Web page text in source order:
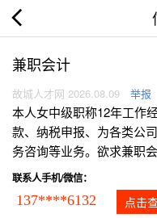
兼职会计
故城人才网 2026.08.09 举报
本人女中级职称12年工作
款、纳税申报、为各类公
务咨询等业务。欲求兼职
联系人手机/微信：
137****6132 点击